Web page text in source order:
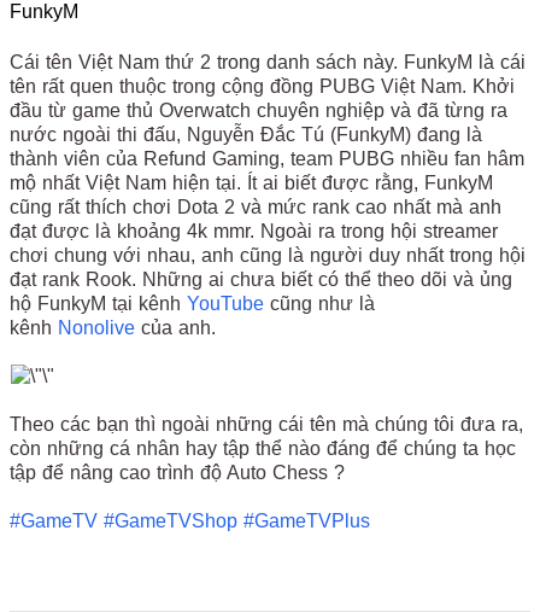
FunkyM
Cái tên Việt Nam thứ 2 trong danh sách này. FunkyM là cái
tên rất quen thuộc trong cộng đồng PUBG Việt Nam. Khởi
đầu từ game thủ Overwatch chuyên nghiệp và đã từng ra
nước ngoài thi đấu, Nguyễn Đắc Tú (FunkyM) đang là
thành viên của Refund Gaming, team PUBG nhiều fan hâm
mộ nhất Việt Nam hiện tại. Ít ai biết được rằng, FunkyM
cũng rất thích chơi Dota 2 và mức rank cao nhất mà anh
đạt được là khoảng 4k mmr. Ngoài ra trong hội streamer
chơi chung với nhau, anh cũng là người duy nhất trong hội
đạt rank Rook. Những ai chưa biết có thể theo dõi và ủng
hộ FunkyM tại kênh YouTube cũng như là
kênh Nonolive của anh.
Theo các bạn thì ngoài những cái tên mà chúng tôi đưa ra,
còn những cá nhân hay tập thể nào đáng để chúng ta học
tập để nâng cao trình độ Auto Chess ?
#GameTV #GameTVShop #GameTVPlus